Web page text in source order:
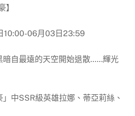
】
10:00-06月03日23:59
暗自最遠的天空開始退散……輝光
中SSR級英雄拉娜、蒂亞莉絲、